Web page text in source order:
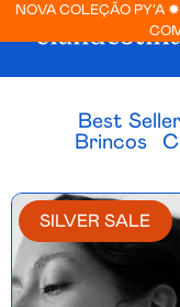
NOVA COLEÇÃO PY’A
Best
Brincos
SILVER SALE